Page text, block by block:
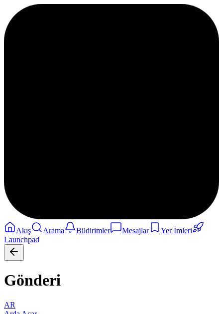
Akış Arama Bildirimler Mesajlar
Yer İmleri
Launchpad
Gönderi
AR